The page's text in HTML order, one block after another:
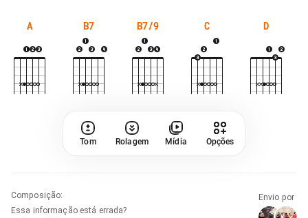
A B7 B7/9 C D
Tom Rolagem Mídia Opções
Composição:
Essa informação está errada?
Envio por